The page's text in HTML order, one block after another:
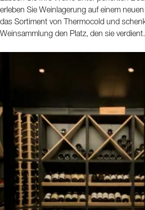
erleben Sie Weinlagerung auf einem
das Sortiment von Thermocold und
Weinsammlung den Platz, den sie verdient.